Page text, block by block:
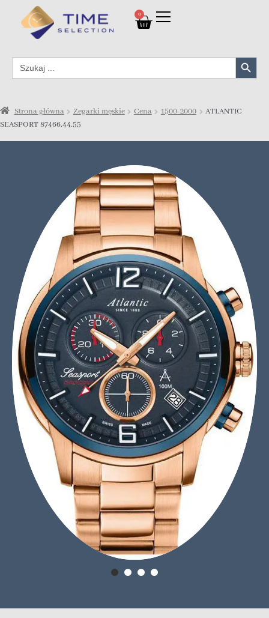
0
Search
for:
Search Button
Strona główna Zegarki męskie Cena 1500-2000
ATLANTIC
SEASPORT 87466.44.55